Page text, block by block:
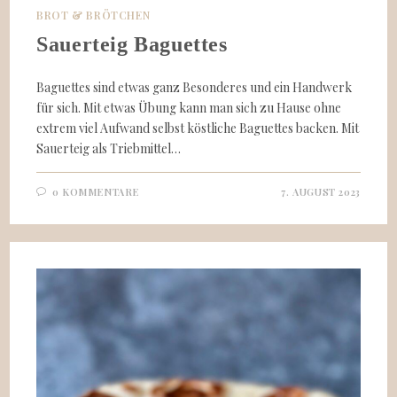
BROT & BRÖTCHEN
Sauerteig Baguettes
Baguettes sind etwas ganz Besonderes und ein Handwerk
für sich. Mit etwas Übung kann man sich zu Hause ohne
extrem viel Aufwand selbst köstliche Baguettes backen. Mit
Sauerteig als Triebmittel…
0 KOMMENTARE 7. AUGUST 2023